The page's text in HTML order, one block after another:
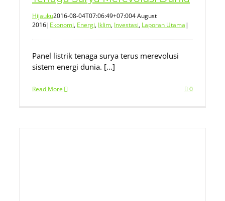
Hijauku2016-08-04T07:06:49+07:004 August
2016| Ekonomi, Energi, Iklim, Investasi, Laporan Utama|
Panel listrik tenaga surya terus merevolusi
sistem energi dunia. […]
Read More 0